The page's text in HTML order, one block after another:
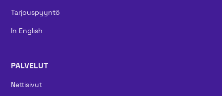
Tarjouspyyntö
In English
PALVELUT
Nettisivut